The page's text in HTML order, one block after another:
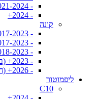
- 2021-2024
- 2024+
קונה
- 2017-2023 (בנזין)
- 2017-2023 (הייבריד)
- 2018-2023 (חשמלית)
- 2023+ (בנזין/הייבריד)
- 2026+ (חשמלית)
ליפמוטור
C10